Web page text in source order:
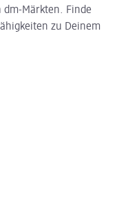
Märkten. Finde
zu Deinem